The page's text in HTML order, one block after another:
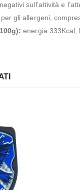
sull’attività e
per gli allergeni,
energia 333Kcal,